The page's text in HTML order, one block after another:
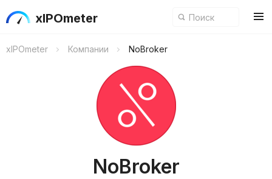
xIPOmeter
xIPOmeter Компании NoBroker
NoBroker